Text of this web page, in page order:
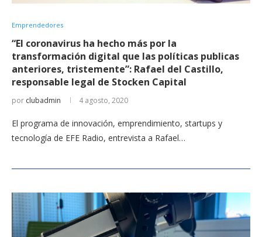
Emprendedores
“El coronavirus ha hecho más por la
transformación digital que las políticas publicas
anteriores, tristemente”: Rafael del Castillo,
responsable legal de Stocken Capital
por clubadmin 4 agosto, 2020
El programa de innovación, emprendimiento, startups y
tecnología de EFE Radio, entrevista a Rafael…